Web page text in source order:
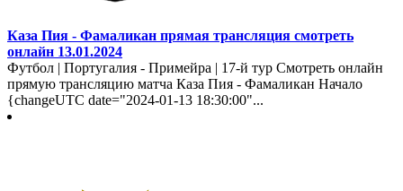
Каза Пия - Фамаликан прямая трансляция смотреть
онлайн 13.01.2024
Футбол | Португалия - Примейра | 17-й тур Смотреть онлайн
прямую трансляцию матча Каза Пия - Фамаликан Начало
{changeUTC date="2024-01-13 18:30:00"...